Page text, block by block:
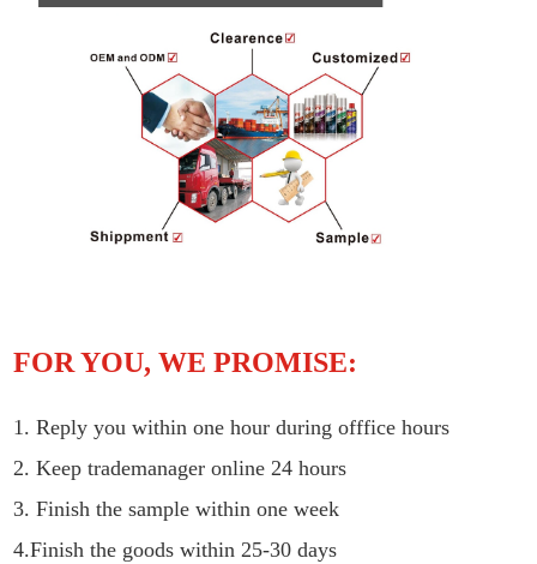
FOR YOU, WE PROMISE:
1. Reply you within one hour during offfice hours
2. Keep trademanager online 24 hours
3. Finish the sample within one week
4.Finish the goods within 25-30 days